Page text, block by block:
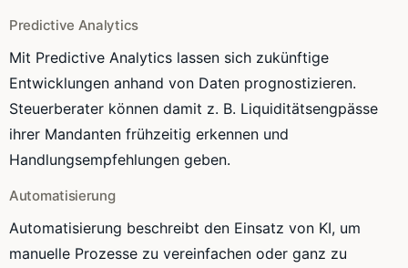
Predictive Analytics
Mit Predictive Analytics lassen sich zukünftige
Entwicklungen anhand von Daten prognostizieren.
Steuerberater können damit z. B. Liquiditätsengpässe
ihrer Mandanten frühzeitig erkennen und
Handlungsempfehlungen geben.
Automatisierung
Automatisierung beschreibt den Einsatz von KI, um
manuelle Prozesse zu vereinfachen oder ganz zu